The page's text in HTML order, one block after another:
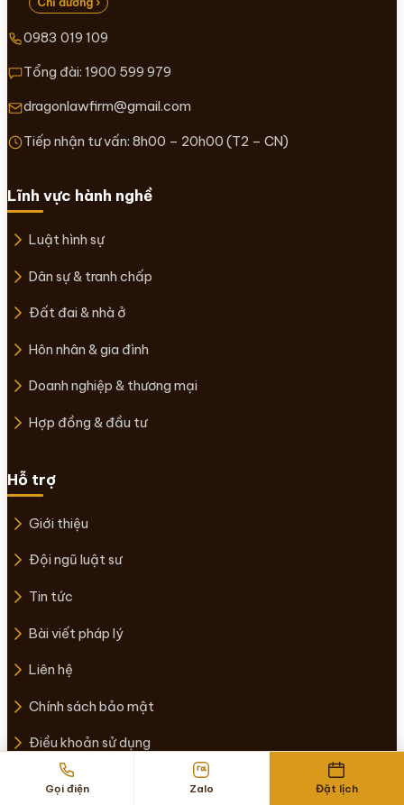
0983 019 109
Tổng đài: 1900 599 979
dragonlawfirm@gmail.com
Tiếp nhận tư vấn: 8h00 – 20h00 (T2 – CN)
Lĩnh vực hành nghề
Luật hình sự
Dân sự & tranh chấp
Đất đai & nhà ở
Hôn nhân & gia đình
Doanh nghiệp & thương mại
Hợp đồng & đầu tư
Hỗ trợ
Giới thiệu
Đội ngũ luật sư
Tin tức
Bài viết pháp lý
Liên hệ
Chính sách bảo mật
Điều khoản sử dụng
© 2026 CÔNG TY LUẬT TNHH DRAGON. Bảo lưu mọi quyền.
Chính sách bảo mật
Sitemap
Gọi điện Zalo Đặt lịch